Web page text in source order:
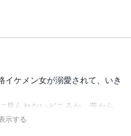
ン女×自称一途の意地悪男の
ケメン女が溺愛されて、いき
見られないどころか、昔から
付き合いした経験もたった1回
示する